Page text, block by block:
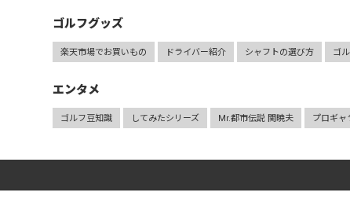
ゴルフグッズ
楽天市場でお買いもの ドライバー紹介 シャフトの選び方 ゴ
エンタメ
ゴルフ豆知識 してみたシリーズ Mr.都市伝説 関暁夫 プロギャ